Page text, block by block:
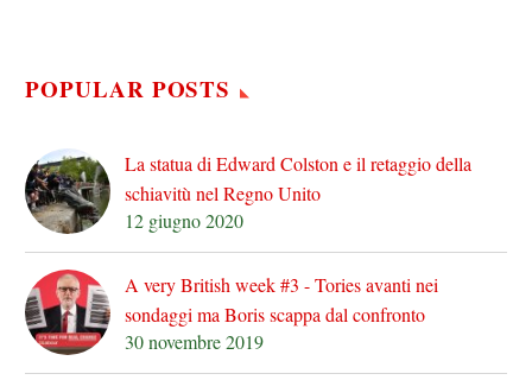
POPULAR POSTS
La statua di Edward Colston e il retaggio della
schiavitù nel Regno Unito
12 giugno 2020
A very British week #3 - Tories avanti nei
sondaggi ma Boris scappa dal confronto
30 novembre 2019